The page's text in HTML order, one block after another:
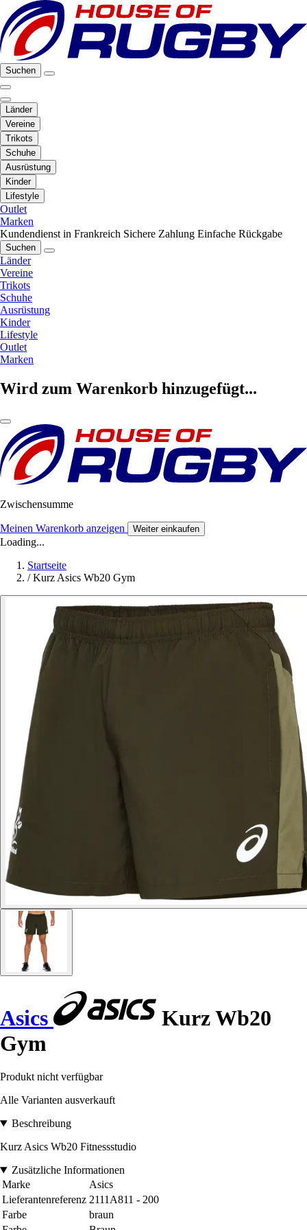
Suchen
Länder
Vereine
Trikots
Schuhe
Ausrüstung
Kinder
Lifestyle
Outlet
Marken
Kundendienst in Frankreich Sichere Zahlung Einfache Rückgabe
Suchen
Länder
Vereine
Trikots
Schuhe
Ausrüstung
Kinder
Lifestyle
Outlet
Marken
Wird zum Warenkorb hinzugefügt...
Zwischensumme
Meinen Warenkorb anzeigen Weiter einkaufen
Loading...
Startseite
/ Kurz Asics Wb20 Gym
Asics
Kurz Wb20
Gym
Produkt nicht verfügbar
Alle Varianten ausverkauft
Beschreibung
Kurz Asics Wb20 Fitnessstudio
Zusätzliche Informationen
Marke
Asics
Lieferantenreferenz 2111A811 - 200
Farbe
braun